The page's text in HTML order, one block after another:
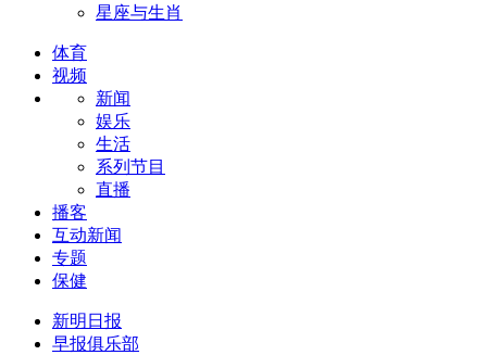
星座与生肖
体育
视频
新闻
娱乐
生活
系列节目
直播
播客
互动新闻
专题
保健
新明日报
早报俱乐部